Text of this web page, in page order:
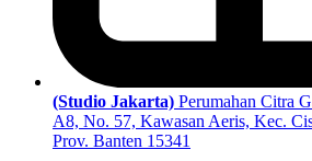
(Studio Jakarta) Perumahan Citra
A8, No. 57, Kawasan Aeris, Kec.
Prov. Banten 15341